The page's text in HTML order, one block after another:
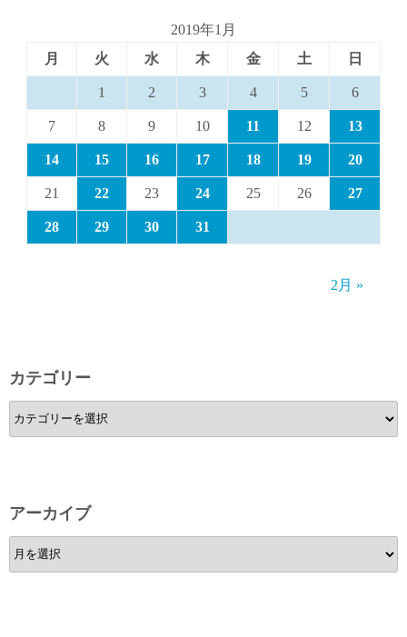
2019年1月
月
火 水 木 金 土 日
1 2 3 4 5 6
7 8 9 10 11 12 13
14 15 16 17 18 19 20
21 22 23 24 25 26 27
28 29 30 31
2月 »
カテゴリー
カ
テ
ー
アーカイブ
ア
ー